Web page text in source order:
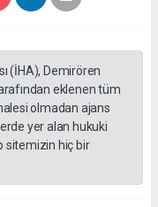
(İHA), Demirören
eklenen tüm
olmadan ajans
yer alan hukuki
sitemizin hiç bir